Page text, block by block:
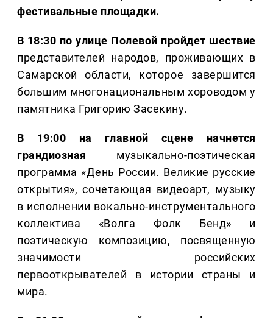
фестивальные площадки.
В 18:30 по улице Полевой пройдет шествие
представителей народов, проживающих в
Самарской области, которое завершится
большим многонациональным хороводом у
памятника Григорию Засекину.
В 19:00 на главной сцене начнется
грандиозная музыкально-поэтическая
программа «День России. Великие русские
открытия», сочетающая видеоарт, музыку
в исполнении вокально-инструментального
коллектива «Волга Фолк Бенд» и
поэтическую композицию, посвященную
значимости российских
первооткрывателей в истории страны и
мира.